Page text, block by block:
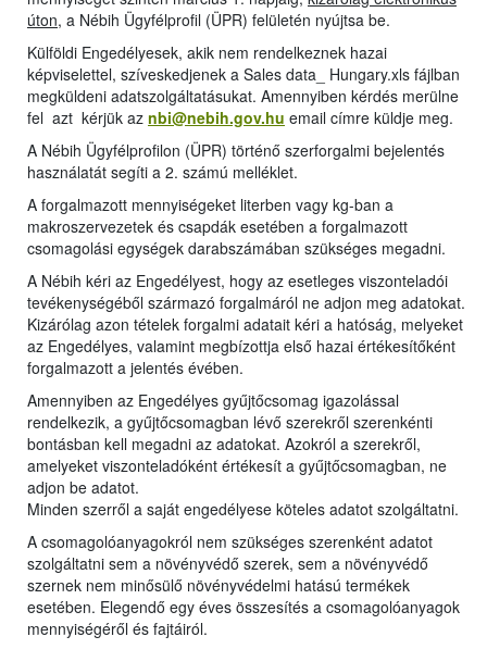
úton, a Nébih Ügyfélprofil (ÜPR) felületén nyújtsa be.
Külföldi Engedélyesek, akik nem rendelkeznek hazai
képviselettel, szíveskedjenek a Sales data_ Hungary.xls fájlban
megküldeni adatszolgáltatásukat. Amennyiben kérdés merülne
fel azt kérjük az nbi@nebih.gov.hu email címre küldje meg.
A Nébih Ügyfélprofilon (ÜPR) történő szerforgalmi bejelentés
használatát segíti a 2. számú melléklet.
A forgalmazott mennyiségeket literben vagy kg-ban a
makroszervezetek és csapdák esetében a forgalmazott
csomagolási egységek darabszámában szükséges megadni.
A Nébih kéri az Engedélyest, hogy az esetleges viszonteladói
tevékenységéből származó forgalmáról ne adjon meg adatokat.
Kizárólag azon tételek forgalmi adatait kéri a hatóság, melyeket
az Engedélyes, valamint megbízottja első hazai értékesítőként
forgalmazott a jelentés évében.
Amennyiben az Engedélyes gyűjtőcsomag igazolással
rendelkezik, a gyűjtőcsomagban lévő szerekről szerenkénti
bontásban kell megadni az adatokat. Azokról a szerekről,
amelyeket viszonteladóként értékesít a gyűjtőcsomagban, ne
adjon be adatot.
Minden szerről a saját engedélyese köteles adatot szolgáltatni.
A csomagolóanyagokról nem szükséges szerenként adatot
szolgáltatni sem a növényvédő szerek, sem a növényvédő
szernek nem minősülő növényvédelmi hatású termékek
esetében. Elegendő egy éves összesítés a csomagolóanyagok
mennyiségéről és fajtáiról.